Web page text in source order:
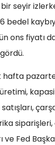
seyir
bedel
ons fiyatı
hafta
ve Fed